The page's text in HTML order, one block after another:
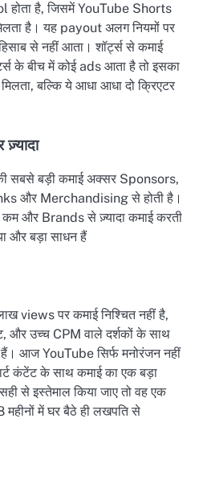
होता है, जिसमें YouTube Shorts
है। यह payout अलग नियमों पर
से नहीं आता। शॉर्ट्स से कमाई
के बीच में कोई ads आता है तो इसका
बल्कि ये आधा आधा दो क्रिएटर
सबसे बड़ी कमाई अक्सर Sponsors,
और Merchandising से होती है।
और Brands से ज़्यादा कमाई करती
और बड़ा साधन हैं
views पर कमाई निश्चित नहीं है,
और उच्च CPM वाले दर्शकों के साथ
आज YouTube सिर्फ मनोरंजन नहीं
कंटेंट के साथ कमाई का एक बड़ा
से इस्तेमाल किया जाए तो वह एक
में घर बैठे ही लखपति से